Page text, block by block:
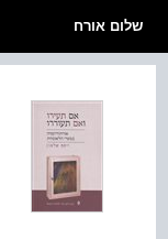
שלום אורח